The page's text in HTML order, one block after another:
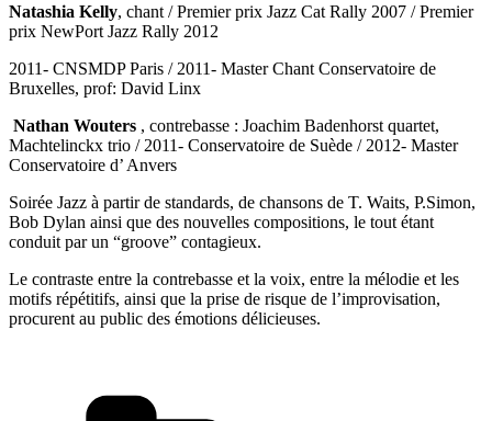
Natashia Kelly, chant / Premier prix Jazz Cat Rally 2007 / Premier
prix NewPort Jazz Rally 2012
2011- CNSMDP Paris / 2011- Master Chant Conservatoire de
Bruxelles, prof: David Linx
Nathan Wouters , contrebasse : Joachim Badenhorst quartet,
Machtelinckx trio / 2011- Conservatoire de Suède / 2012- Master
Conservatoire d’ Anvers
Soirée Jazz à partir de standards, de chansons de T. Waits, P.Simon,
Bob Dylan ainsi que des nouvelles compositions, le tout étant
conduit par un “groove” contagieux.
Le contraste entre la contrebasse et la voix, entre la mélodie et les
motifs répétitifs, ainsi que la prise de risque de l’improvisation,
procurent au public des émotions délicieuses.